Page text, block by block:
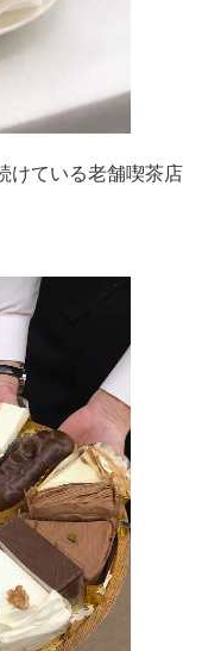
けている老舗喫茶店